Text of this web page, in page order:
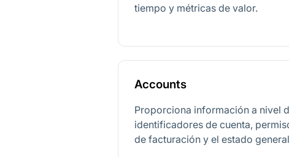
tiempo y métricas de valor.
Accounts
Proporciona información a nivel
identificadores de cuenta,
de facturación y el estado